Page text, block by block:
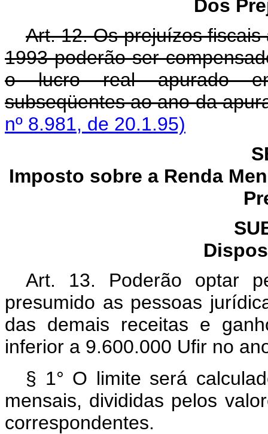
Dos
Art. 12. Os prejuízos
1993 poderão ser
o lucro real apurado
subseqüentes ao ano da
nº 8.981, de 20.1.95)
Imposto sobre a Renda
Art. 13. Poderão optar
presumido as pessoas
das demais receitas e
inferior a 9.600.000 Ufir no
§ 1° O limite será
mensais, divididas pelos
correspondentes.